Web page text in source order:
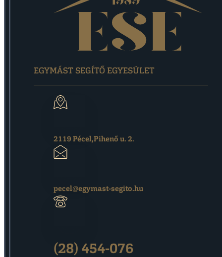
EGYMÁST SEGÍTŐ EGYESÜLET
2119 Pécel,Pihenő u. 2.
pecel@egymast-segito.hu
(28) 454-076